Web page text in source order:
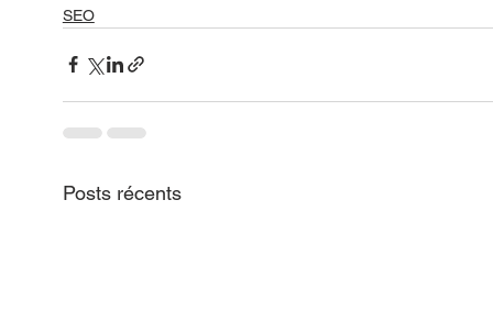
SEO
Posts récents